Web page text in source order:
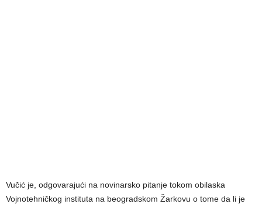
Vučić je, odgovarajući na novinarsko pitanje tokom obilaska
Vojnotehničkog instituta na beogradskom Žarkovu o tome da li je